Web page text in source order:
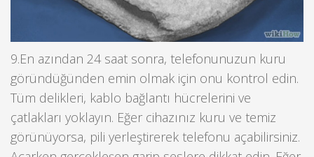
9.En azından 24 saat sonra, telefonunuzun kuru
göründüğünden emin olmak için onu kontrol edin.
Tüm delikleri, kablo bağlantı hücrelerini ve
çatlakları yoklayın. Eğer cihazınız kuru ve temiz
görünüyorsa, pili yerleştirerek telefonu açabilirsiniz.